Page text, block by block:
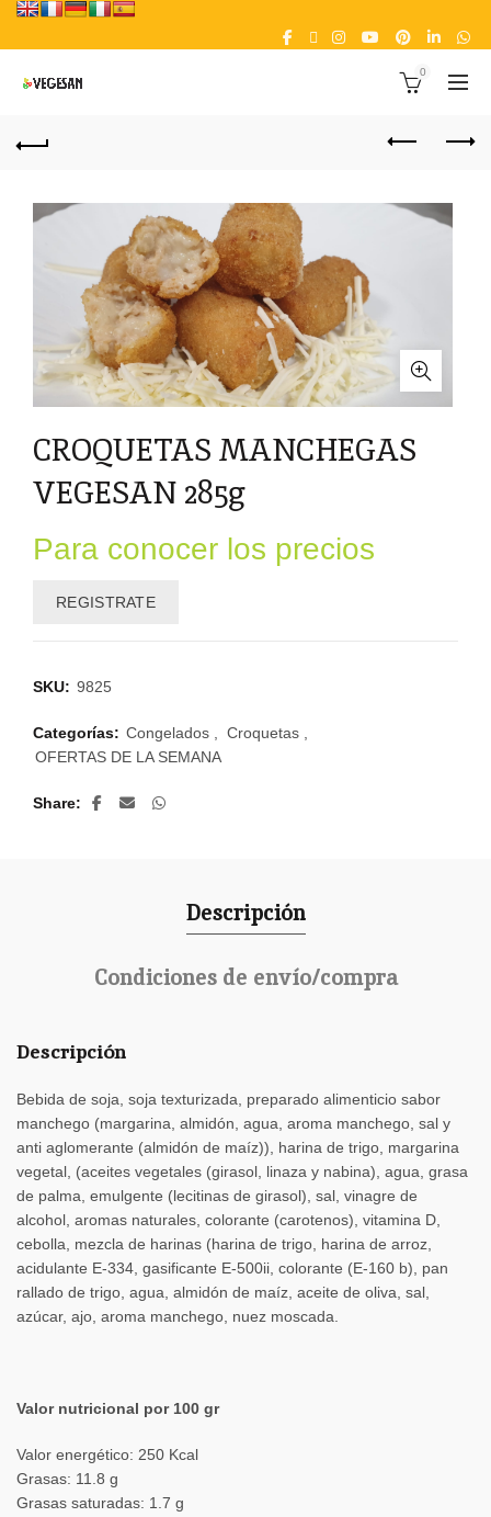
0
CROQUETAS MANCHEGAS
VEGESAN 285g
Para conocer los precios
REGISTRATE
SKU: 9825
Categorías: Congelados Croquetas
OFERTAS DE LA SEMANA
Share
Descripción
Condiciones de envío/compra
Descripción
Bebida de soja, soja texturizada, preparado alimenticio sabor
manchego (margarina, almidón, agua, aroma manchego, sal y
anti aglomerante (almidón de maíz)), harina de trigo, margarina
vegetal, (aceites vegetales (girasol, linaza y nabina), agua, grasa
de palma, emulgente (lecitinas de girasol), sal, vinagre de
alcohol, aromas naturales, colorante (carotenos), vitamina D,
cebolla, mezcla de harinas (harina de trigo, harina de arroz,
acidulante E-334, gasificante E-500ii, colorante (E-160 b), pan
rallado de trigo, agua, almidón de maíz, aceite de oliva, sal,
azúcar, ajo, aroma manchego, nuez moscada.
Valor nutricional por 100 gr
Valor energético: 250 Kcal
Grasas: 11.8 g
Grasas saturadas: 1.7 g